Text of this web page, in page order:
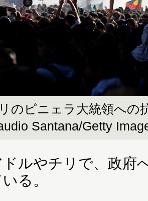
のピニェラ大統領への
Santana/Getty
ルやチリで、政府
る。